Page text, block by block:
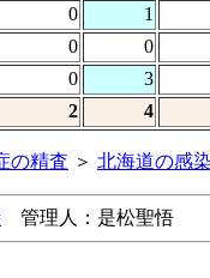
0
1
0
0
0
3
2 4
の精査 ＞ 北海道の感
管理人：是松聖悟